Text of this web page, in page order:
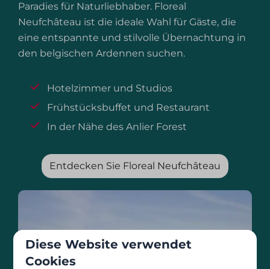
Paradies für Naturliebhaber. Floreal
Neufchâteau ist die ideale Wahl für Gäste, die
eine entspannte und stilvolle Übernachtung in
den belgischen Ardennen suchen.
Hotelzimmer und Studios
Frühstücksbuffet und Restaurant
In der Nähe des Anlier Forest
Entdecken Sie Floreal Neufchâteau
Diese Website verwendet
Cookies